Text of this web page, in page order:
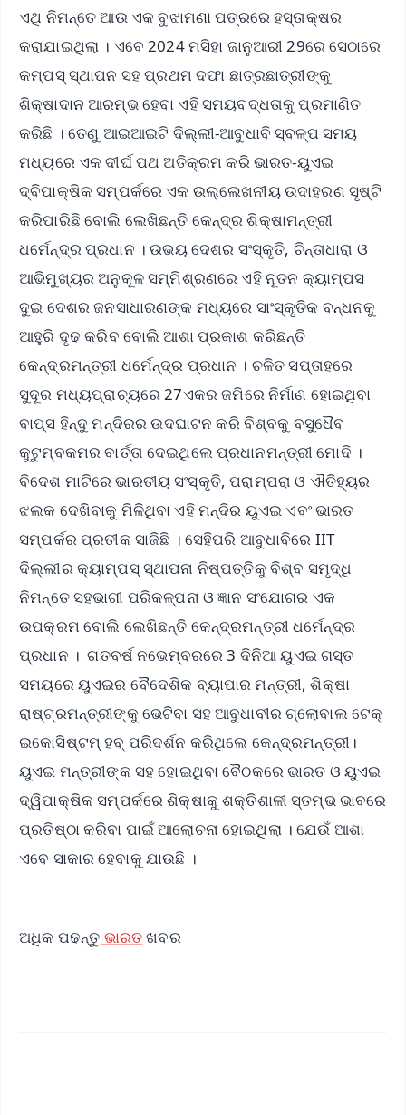
ଏଥି ନିମନ୍ତେ ଆଉ ଏକ ବୁଝାମଣା ପତ୍ରରେ ହସ୍ତାକ୍ଷର
କରାଯାଇଥିଲା । ଏବେ 2024 ମସିହା ଜାନୁଆରୀ 29ରେ ସେଠାରେ
କମ୍ପସ୍ ସ୍ଥାପନ ସହ ପ୍ରଥମ ଦଫା ଛାତ୍ରଛାତ୍ରୀଙ୍କୁ
ଶିକ୍ଷାଦାନ ଆରମ୍ଭ ହେବା ଏହି ସମୟବଦ୍ଧତାକୁ ପ୍ରମାଣିତ
କରିଛି । ତେଣୁ ଆଇଆଇଟି ଦିଲ୍ଲୀ-ଆବୁଧାବି ସ୍ବଳ୍ପ ସମୟ
ମଧ୍ୟରେ ଏକ ଦୀର୍ଘ ପଥ ଅତିକ୍ରମ କରି ଭାରତ-ୟୁଏଇ
ଦ୍ବିପାକ୍ଷିକ ସମ୍ପର୍କରେ ଏକ ଉଲ୍ଲେଖନୀୟ ଉଦାହରଣ ସୃଷ୍ଟି
କରିପାରିଛି ବୋଲି ଲେଖିଛନ୍ତି କେନ୍ଦ୍ର ଶିକ୍ଷାମନ୍ତ୍ରୀ
ଧର୍ମେନ୍ଦ୍ର ପ୍ରଧାନ । ଉଭୟ ଦେଶର ସଂସ୍କୃତି, ଚିନ୍ତାଧାରା ଓ
ଆଭିମୁଖ୍ୟର ଅନୁକୂଳ ସମ୍ମିଶ୍ରଣରେ ଏହି ନୂତନ କ୍ୟାମ୍ପସ
ଦୁଇ ଦେଶର ଜନସାଧାରଣଙ୍କ ମଧ୍ୟରେ ସାଂସ୍କୃତିକ ବନ୍ଧନକୁ
ଆହୁରି ଦୃଢ କରିବ ବୋଲି ଆଶା ପ୍ରକାଶ କରିଛନ୍ତି
କେନ୍ଦ୍ରମନ୍ତ୍ରୀ ଧର୍ମେନ୍ଦ୍ର ପ୍ରଧାନ । ଚଳିତ ସପ୍ତାହରେ
ସୁଦୂର ମଧ୍ୟପ୍ରାଚ୍ୟରେ 27ଏକର ଜମିରେ ନିର୍ମାଣ ହୋଇଥିବା
ବାପ୍ସ ହିନ୍ଦୁ ମନ୍ଦିରର ଉଦଘାଟନ କରି ବିଶ୍ବକୁ ବସୁଧୈବ
କୁଟୁମ୍ବକମର ବାର୍ତ୍ତା ଦେଇଥିଲେ ପ୍ରଧାନମନ୍ତ୍ରୀ ମୋଦି ।
ବିଦେଶ ମାଟିରେ ଭାରତୀୟ ସଂସ୍କୃତି, ପରାମ୍ପରା ଓ ଐତିହ୍ୟର
ଝଲକ ଦେଖିବାକୁ ମିଳିଥିବା ଏହି ମନ୍ଦିର ୟୁଏଇ ଏବଂ ଭାରତ
ସମ୍ପର୍କର ପ୍ରତୀକ ସାଜିଛି । ସେହିପରି ଆବୁଧାବିରେ IIT
ଦିଲ୍ଲୀର କ୍ୟାମ୍ପସ୍ ସ୍ଥାପନା ନିଷ୍ପତ୍ତିକୁ ବିଶ୍ବ ସମୃଦ୍ଧି
ନିମନ୍ତେ ସହଭାଗୀ ପରିକଳ୍ପନା ଓ ଜ୍ଞାନ ସଂଯୋଗର ଏକ
ଉପକ୍ରମ ବୋଲି ଲେଖିଛନ୍ତି କେନ୍ଦ୍ରମନ୍ତ୍ରୀ ଧର୍ମେନ୍ଦ୍ର
ପ୍ରଧାନ । ଗତବର୍ଷ ନଭେମ୍ବରରେ 3 ଦିନିଆ ୟୁଏଇ ଗସ୍ତ
ସମୟରେ ୟୁଏଇର ବୈଦେଶିକ ବ୍ୟାପାର ମନ୍ତ୍ରୀ, ଶିକ୍ଷା
ରାଷ୍ଟ୍ରମନ୍ତ୍ରୀଙ୍କୁ ଭେଟିବା ସହ ଆବୁଧାବୀର ଗ୍ଲୋବାଲ ଟେକ୍
ଇକୋସିଷ୍ଟମ୍ ହବ୍ ପରିଦର୍ଶନ କରିଥିଲେ କେନ୍ଦ୍ରମନ୍ତ୍ରୀ।
ୟୁଏଇ ମନ୍ତ୍ରୀଙ୍କ ସହ ହୋଇଥିବା ବୈଠକରେ ଭାରତ ଓ ୟୁଏଇ
ଦ୍ୱିପାକ୍ଷିକ ସମ୍ପର୍କରେ ଶିକ୍ଷାକୁ ଶକ୍ତିଶାଳୀ ସ୍ତମ୍ଭ ଭାବରେ
ପ୍ରତିଷ୍ଠା କରିବା ପାଇଁ ଆଲୋଚନା ହୋଇଥିଲା । ଯେଉଁ ଆଶା
ଏବେ ସାକାର ହେବାକୁ ଯାଉଛି ।
ଅଧିକ ପଢନ୍ତୁ ଭାରତଖବର